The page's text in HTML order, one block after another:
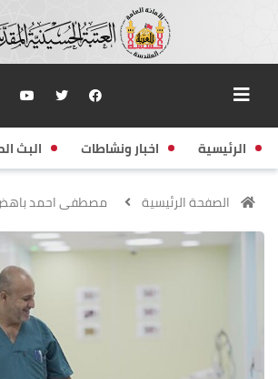
الرئيسية اخبار ونشاطات البث
الصفحة الرئيسية مصطفى احمد